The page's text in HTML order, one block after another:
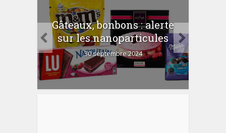
Gâteaux, bonbons : alerte
sur les nanoparticules
30 septembre 2024